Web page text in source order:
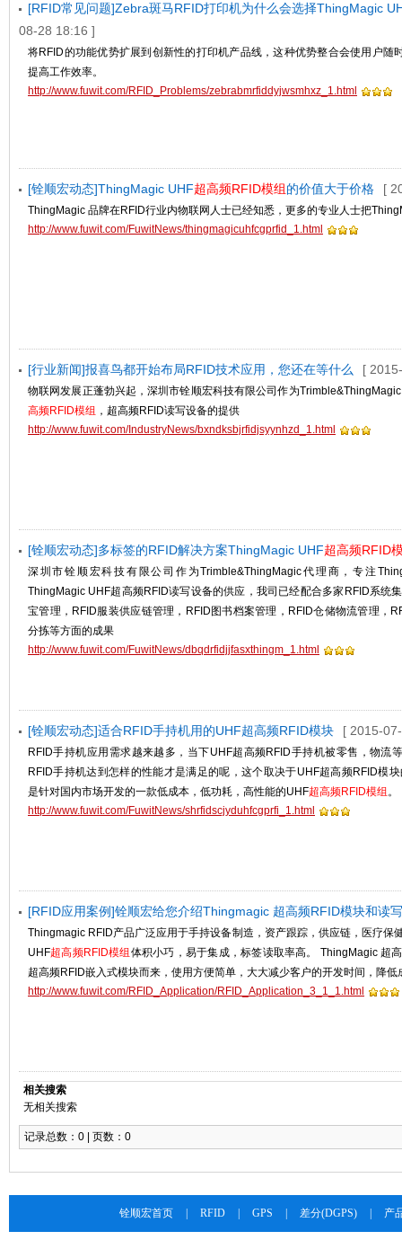
[RFID常见问题]Zebra斑马RFID打印机为什么会选择ThingMagic
08-28 18:16 ]
将RFID的功能优势扩展到创新性的打印机产品线，这种优势整合会使用户随
提高工作效率。
http://www.fuwit.com/RFID_Problems/zebrabmrfiddyjwsmhxz_1.html
[铨顺宏动态]ThingMagic UHF超高频RFID模组的价值大于价格 [
ThingMagic 品牌在RFID行业内物联网人士已经知悉，更多的专业人士把
http://www.fuwit.com/FuwitNews/thingmagicuhfcgprfid_1.html
[行业新闻]报喜鸟都开始布局RFID技术应用，您还在等什么 [
物联网发展正蓬勃兴起，深圳市铨顺宏科技有限公司作为
高频RFID模组 ，超高频RFID读写设备的提供
http://www.fuwit.com/IndustryNews/bxndksbjrfidjsyynhzd_1.html
[铨顺宏动态]多标签的RFID解决方案ThingMagic UHF超高频RFID
深圳市铨顺宏科技有限公司作为Trimble&ThingMagic代理商，专注
ThingMagic UHF超高频RFID读写设备的供应，我司已经配合多家RFID系统
宝管理，RFID服装供应链管理，RFID图书档案管理，RFID仓储物流管理，
分拣等方面的成果
http://www.fuwit.com/FuwitNews/dbqdrfidjjfasxthingm_1.html
[铨顺宏动态]适合RFID手持机用的UHF超高频RFID模块 [ 2015-
RFID手持机应用需求越来越多，当下UHF超高频RFID手持机被零售，物流
RFID手持机达到怎样的性能才是满足的呢，这个取决于UHF超高频RFID模
是针对国内市场开发的一款低成本，低功耗，高性能的UHF超高频RFID模组 。
http://www.fuwit.com/FuwitNews/shrfidscjyduhfcgprfi_1.html
[RFID应用案例]铨顺宏给您介绍Thingmagic 超高频RFID模块和读
Thingmagic RFID产品广泛应用于手持设备制造，资产跟踪，供应链，医疗保
UHF超高频RFID模组 体积小巧，易于集成，标签读取率高。 ThingMagic 超
超高频RFID嵌入式模块而来，使用方便简单，大大减少客户的开发时间，降低
http://www.fuwit.com/RFID_Application/RFID_Application_3_1_1.html
相关搜索
无相关搜索
记录总数：0 | 页数：0
铨顺宏首页 RFID GPS 差分(DGPS) 产